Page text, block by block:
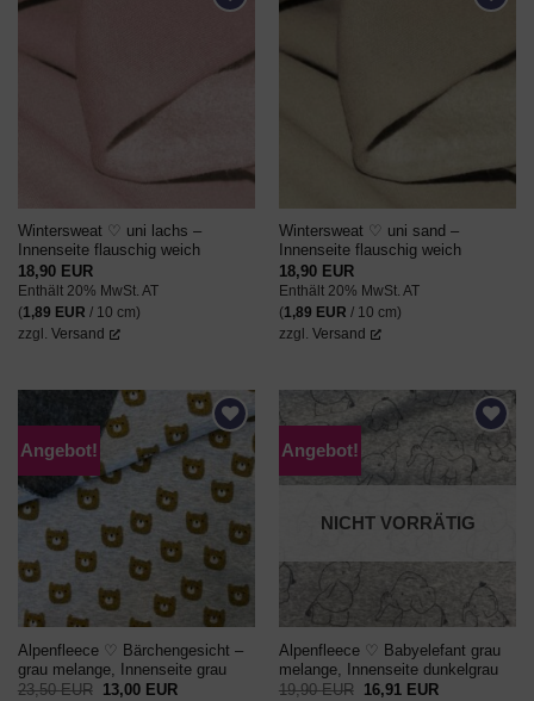
WUNSCHZETTEL
Wintersweat ♡ uni lachs –
Innenseite flauschig weich
18,90 EUR
Enthält 20% MwSt. AT
(1,89 EUR / 10 cm)
zzgl. Versand
WUNSCHZETTEL
Wintersweat ♡ uni sand –
Innenseite flauschig weich
18,90 EUR
Enthält 20% MwSt. AT
(1,89 EUR / 10 cm)
zzgl. Versand
Angebot!
AUF DEN
WUNSCHZETTEL
Alpenfleece ♡ Bärchengesicht –
grau melange, Innenseite grau
23,50EUR
Ursprünglicher
13,00 EURAktueller
Angebot!
AUF DEN
WUNSCHZETTEL
NICHT VORRÄTIG
Alpenfleece ♡ Babyelefant grau
melange, Innenseite dunkelgrau
19,90EUR
Ursprünglicher
16,91 EURAktueller